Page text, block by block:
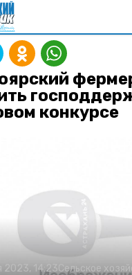
конкурсе
2023, 14:23Сельское